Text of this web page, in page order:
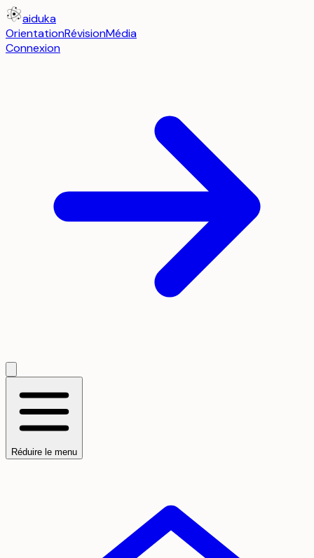
aiduka
OrientationRévisionMédia
Connexion
Réduire le menu